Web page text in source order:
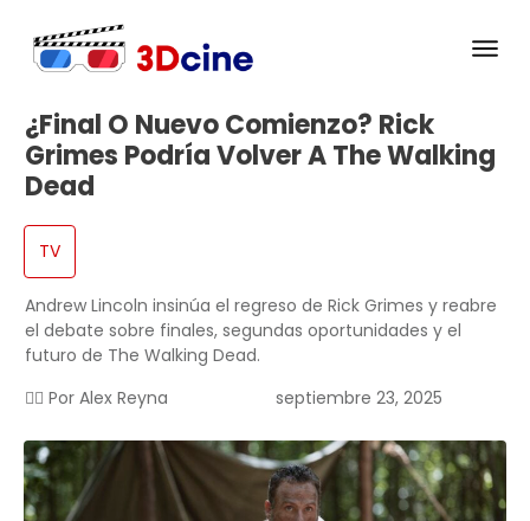
¿Final O Nuevo Comienzo? Rick
Grimes Podría Volver A The Walking
Dead
TV
Andrew Lincoln insinúa el regreso de Rick Grimes y reabre
el debate sobre finales, segundas oportunidades y el
futuro de The Walking Dead.
✍🏻 Por Alex Reyna septiembre 23, 2025